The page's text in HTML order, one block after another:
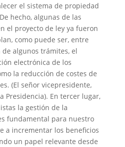
el sistema de propiedad
hecho, algunas de las
el proyecto de ley ya fueron
como puede ser, entre
algunos trámites, el
electrónica de los
la reducción de costes de
(El señor vicepresidente,
Presidencia). En tercer lugar,
la gestión de la
fundamental para nuestro
a incrementar los beneficios
un papel relevante desde